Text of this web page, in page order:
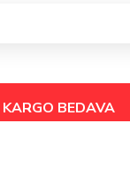
KARGO BEDAVA